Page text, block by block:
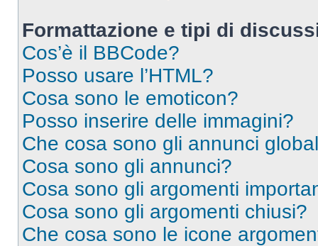
Formattazione e tipi di
Cos’è il BBCode?
Posso usare l’HTML?
Cosa sono le emoticon?
Posso inserire delle immagini?
Che cosa sono gli annunci
Cosa sono gli annunci?
Cosa sono gli argomenti
Cosa sono gli argomenti chiusi?
Che cosa sono le icone